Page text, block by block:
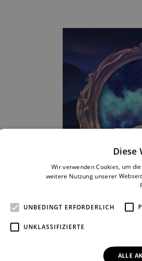
Diese
Wir verwenden Cookies, um
weitere Nutzung unserer
UNBEDINGT ERFORDERLICH
UNKLASSIFIZIERTE
ALLE